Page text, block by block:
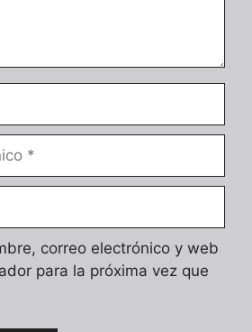
correo electrónico y web
para la próxima vez que